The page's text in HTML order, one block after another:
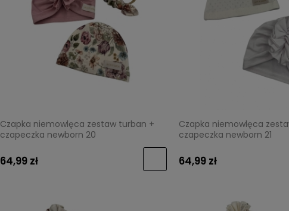
Czapka niemowlęca zestaw turban +
czapeczka newborn 20
64,99 zł
Czapka niemowlęca
czapeczka newborn 21
64,99 zł